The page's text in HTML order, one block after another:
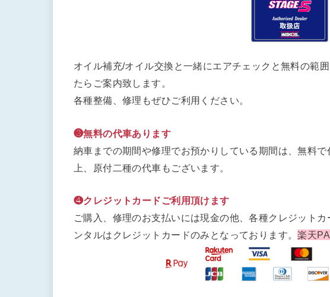
オイル補充/オイル交換と一緒にエアチェックと無料の範
たらご案内致します。
各種整備、修理もぜひご利用ください。
❸無料の代車あります
納車までの期間や修理でお預かりしている期間は、無料
上、原付二種の代車もございます。
❹クレジットカードご利用頂けます
ご購入、修理のお支払いには現金の他、各種クレジット
ンタルはクレジットカードのみとなっております。楽天